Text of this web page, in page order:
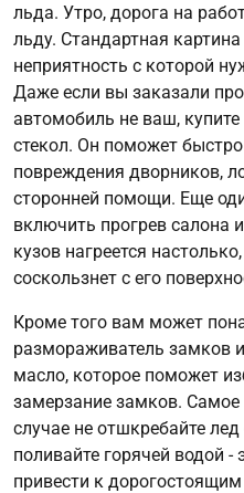
льда. Утро, дорога на
льду. Стандартная
неприятность с которой
Даже если вы заказали
автомобиль не ваш,
стекол. Он поможет
повреждения дворников,
сторонней помощи. Еще
включить прогрев салона
кузов нагреется
соскользнет с его
Кроме того вам может
размораживатель замков
масло, которое поможет
замерзание замков. Самое
случае не отшкребайте
поливайте горячей водой -
привести к